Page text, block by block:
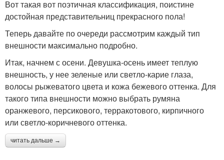
Вот такая вот поэтичная классификация, поистине
достойная представительниц прекрасного пола!
Теперь давайте по очереди рассмотрим каждый тип
внешности максимально подробно.
Итак, начнем с осени. Девушка-осень имеет теплую
внешность, у нее зеленые или светло-карие глаза,
волосы рыжеватого цвета и кожа бежевого оттенка. Для
такого типа внешности можно выбрать румяна
оранжевого, персикового, терракотового, кирпичного
или светло-коричневого оттенка.
читать дальше →